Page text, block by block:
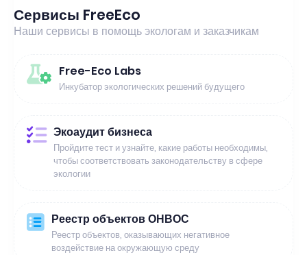
Сервисы FreeEco
Наши сервисы в помощь экологам и заказчикам
Free-Eco Labs
Инкубатор экологических решений будущего
Экоаудит бизнеса
Пройдите тест и узнайте, какие работы необходимы,
чтобы соответствовать законодательству в сфере
экологии
Реестр объектов ОНВОС
Реестр объектов, оказывающих негативное
воздействие на окружающую среду